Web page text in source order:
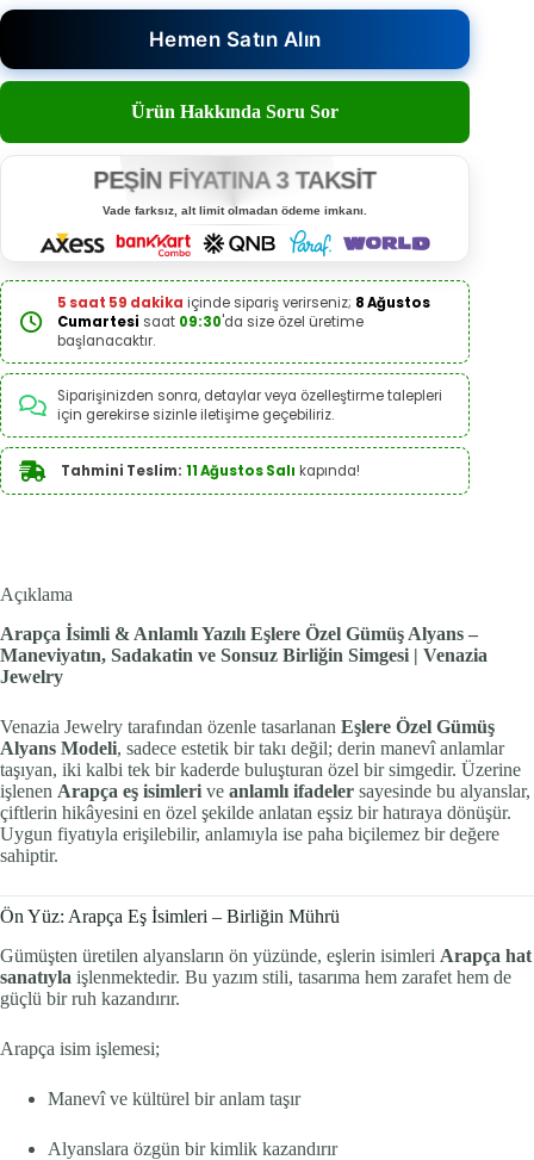
Hemen Satın Alın
Ürün Hakkında Soru Sor
PEŞİN FİYATINA 3 TAKSİT
Vade farksız, alt limit olmadan ödeme imkanı.
5 saat 59 dakika içinde sipariş verirseniz; 8 Ağustos
Cumartesi saat 09:30'da size özel üretime
başlanacaktır.
Siparişinizden sonra, detaylar veya özelleştirme talepleri
için gerekirse sizinle iletişime geçebiliriz.
Tahmini Teslim: 11 Ağustos Salı kapında!
Açıklama
Arapça İsimli & Anlamlı Yazılı Eşlere Özel Gümüş Alyans –
Maneviyatın, Sadakatin ve Sonsuz Birliğin Simgesi | Venazia
Jewelry
Venazia Jewelry tarafından özenle tasarlanan Eşlere Özel Gümüş
Alyans Modeli, sadece estetik bir takı değil; derin manevî anlamlar
taşıyan, iki kalbi tek bir kaderde buluşturan özel bir simgedir. Üzerine
işlenen Arapça eş isimleri ve anlamlı ifadeler sayesinde bu alyanslar,
çiftlerin hikâyesini en özel şekilde anlatan eşsiz bir hatıraya dönüşür.
Uygun fiyatıyla erişilebilir, anlamıyla ise paha biçilemez bir değere
sahiptir.
Ön Yüz: Arapça Eş İsimleri – Birliğin Mührü
Gümüşten üretilen alyansların ön yüzünde, eşlerin isimleri Arapça hat
sanatıyla işlenmektedir. Bu yazım stili, tasarıma hem zarafet hem de
güçlü bir ruh kazandırır.
Arapça isim işlemesi;
Manevî ve kültürel bir anlam taşır
Alyanslara özgün bir kimlik kazandırır